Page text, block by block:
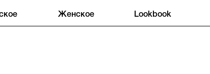
Женское Lookbook